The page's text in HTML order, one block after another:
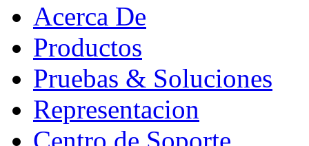
Acerca De
Productos
Pruebas & Soluciones
Representacion